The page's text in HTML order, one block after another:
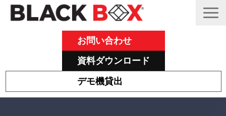
お問い合わせ
資料ダウンロード
デモ機貸出